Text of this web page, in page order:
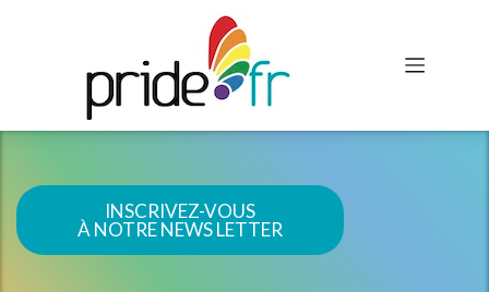
INSCRIVEZ-VOUS
À NOTRE NEWS LETTER